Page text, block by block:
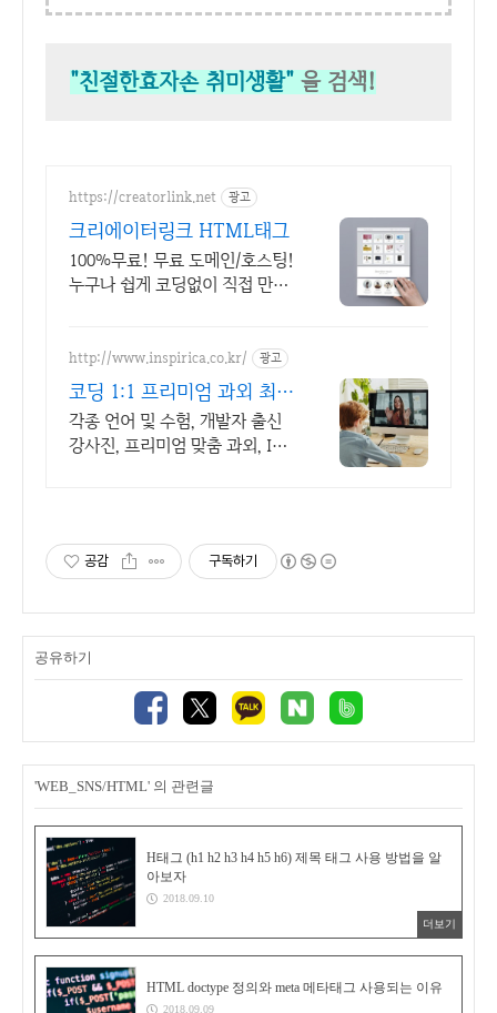
"친절한효자손 취미생활" 을 검색!
https://creatorlink.net 광고
크리에이터링크 HTML태그
100%무료! 무료 도메인/호스팅!
누구나 쉽게 코딩없이 직접 만드
http://www.inspirica.co.kr/ 광고
코딩 1:1 프리미엄 과외 최고
의 선생님들과 함께
각종 언어 및 수험, 개발자 출신
강사진, 프리미엄 맞춤 과외, INS
공감 구독하기
공유하기
'WEB_SNS/HTML' 의 관련글
H태그 (h1 h2 h3 h4 h5 h6) 제목 태그 사용 방법을 알
아보자
2018.09.10
더보기
HTML doctype 정의와 meta 메타태그 사용되는 이유
2018.09.09